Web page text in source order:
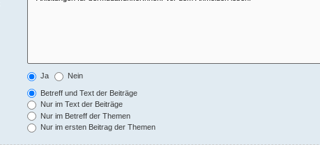
Ja Nein
Betreff und Text der Beiträge
Nur im Text der Beiträge
Nur im Betreff der Themen
Nur im ersten Beitrag der Themen